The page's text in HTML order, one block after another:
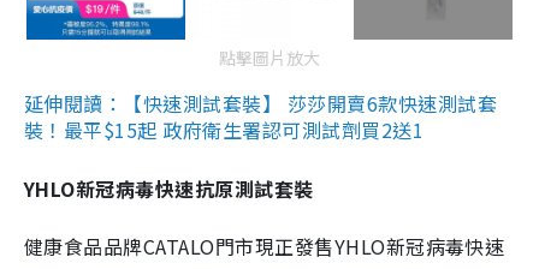
點擊圖片放大
延伸閱讀：【快速測試套裝】 莎莎開賣6款快速測試套
裝！最平$15起 政府衛生署認可測試劑買2送1
YHLO新冠病毒快速抗原測試套裝
健康食品品牌CATALO門市現正發售YHLO新冠病毒快速